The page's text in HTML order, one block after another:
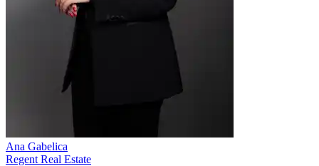
Ana Gabelica
Regent Real Estate